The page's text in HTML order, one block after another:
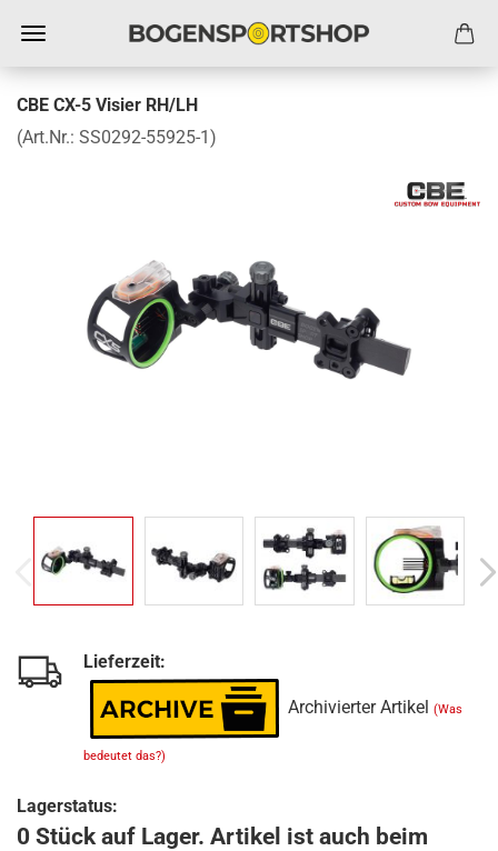
CBE CX-5 Visier RH/LH
(Art.Nr.: SS0292-55925-1)
Lieferzeit:
Archivierter Artikel (Was
bedeutet das?)
Lagerstatus:
0 Stück auf Lager. Artikel ist auch beim